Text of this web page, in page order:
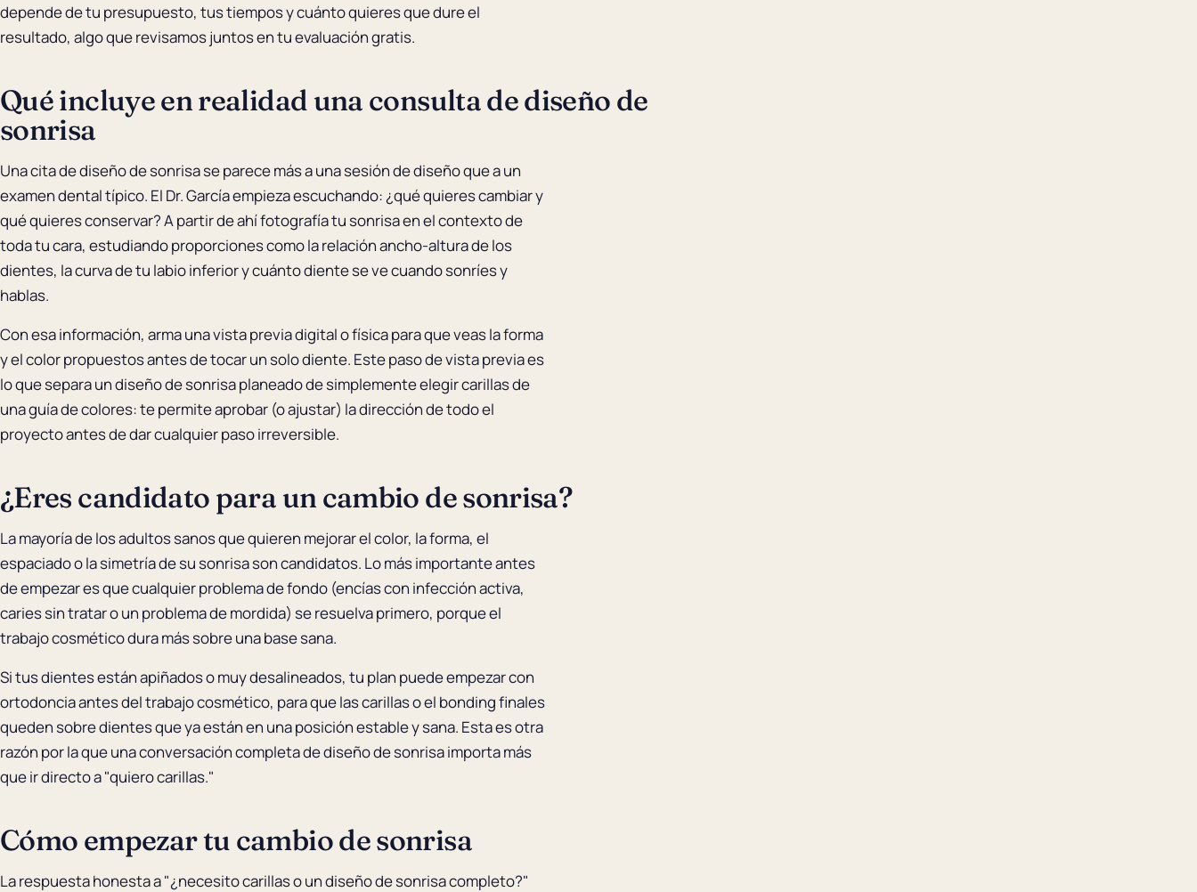
depende de tu presupuesto, tus tiempos y cuánto quieres que dure el
resultado, algo que revisamos juntos en tu evaluación gratis.
Qué incluye en realidad una consulta de diseño de
sonrisa
Una cita de diseño de sonrisa se parece más a una sesión de diseño que a un
examen dental típico. El Dr. García empieza escuchando: ¿qué quieres cambiar y
qué quieres conservar? A partir de ahí fotografía tu sonrisa en el contexto de
toda tu cara, estudiando proporciones como la relación ancho-altura de los
dientes, la curva de tu labio inferior y cuánto diente se ve cuando sonríes y
hablas.
Con esa información, arma una vista previa digital o física para que veas la forma
y el color propuestos antes de tocar un solo diente. Este paso de vista previa es
lo que separa un diseño de sonrisa planeado de simplemente elegir carillas de
una guía de colores: te permite aprobar (o ajustar) la dirección de todo el
proyecto antes de dar cualquier paso irreversible.
¿Eres candidato para un cambio de sonrisa?
La mayoría de los adultos sanos que quieren mejorar el color, la forma, el
espaciado o la simetría de su sonrisa son candidatos. Lo más importante antes
de empezar es que cualquier problema de fondo (encías con infección activa,
caries sin tratar o un problema de mordida) se resuelva primero, porque el
trabajo cosmético dura más sobre una base sana.
Si tus dientes están apiñados o muy desalineados, tu plan puede empezar con
ortodoncia antes del trabajo cosmético, para que las carillas o el bonding finales
queden sobre dientes que ya están en una posición estable y sana. Esta es otra
razón por la que una conversación completa de diseño de sonrisa importa más
que ir directo a "quiero carillas."
Cómo empezar tu cambio de sonrisa
La respuesta honesta a "¿necesito carillas o un diseño de sonrisa completo?"